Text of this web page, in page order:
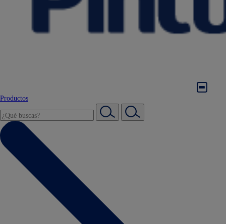
Productos